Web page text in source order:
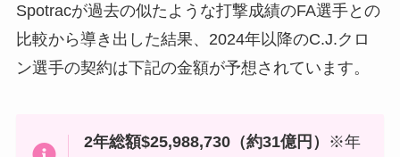
Spotracが過去の似たような打撃成績のFA選手との
比較から導き出した結果、2024年以降のC.J.クロ
ン選手の契約は下記の金額が予想されています。
2年総額$25,988,730（約31億円） ※年